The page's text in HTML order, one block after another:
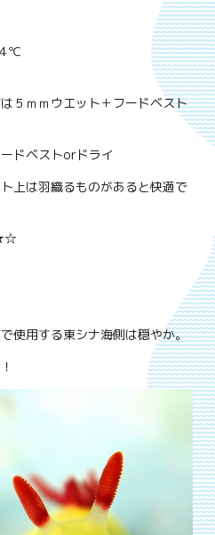
℃
５ｍｍウエット＋フードベスト
ドベストorドライ
上は羽織るものがあると快適で
使用する東シナ海側は穏やか。